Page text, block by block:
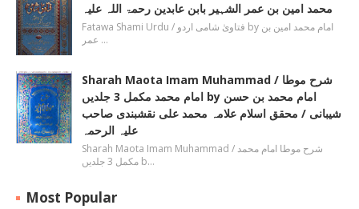
محمد امین بن عمر الشہیر بابن عابدین رحمۃ اللہ علیہ
Fatawa Shami Urdu / فتاویٰ شامی اردو by امام محمد امین بن
عمر …
Sharah Maota Imam Muhammad / شرح موطا
امام محمد مکمل 3 جلدیں by امام محمد بن حسن
شیبانی / محقق اسلام علامہ محمد علی نقشبندی صاحب
علیہ الرحمہ
Sharah Maota Imam Muhammad / شرح موطا امام محمد
مکمل 3 جلدیں b…
Most Popular